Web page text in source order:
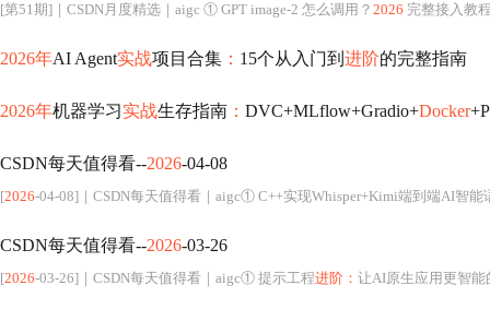
[第51期]｜CSDN月度精选｜aigc ① GPT image-2 怎么调用？ 2026 完整接入教
2026年AI Agent实战项目合集 ： 15个从入门到 进阶的完整指南
2026年机器学习实战生存指南 ： DVC+MLflow+Gradio+Docker
CSDN每天值得看--2026-04-08
[2026-04-08]｜CSDN每天值得看｜aigc① C++实现Whisper+Kimi端到端AI智能
CSDN每天值得看--2026-03-26
[2026-03-26]｜CSDN每天值得看｜aigc① 提示工程进阶： 让AI原生应用更智